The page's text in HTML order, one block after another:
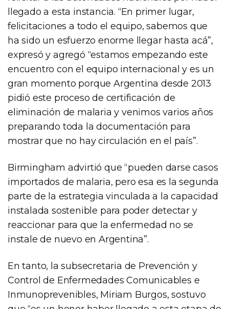
llegado a esta instancia. “En primer lugar,
felicitaciones a todo el equipo, sabemos que
ha sido un esfuerzo enorme llegar hasta acá”,
expresó y agregó “estamos empezando este
encuentro con el equipo internacional y es un
gran momento porque Argentina desde 2013
pidió este proceso de certificación de
eliminación de malaria y venimos varios años
preparando toda la documentación para
mostrar que no hay circulación en el país”.
Birmingham advirtió que “pueden darse casos
importados de malaria, pero esa es la segunda
parte de la estrategia vinculada a la capacidad
instalada sostenible para poder detectar y
reaccionar para que la enfermedad no se
instale de nuevo en Argentina”.
En tanto, la subsecretaria de Prevención y
Control de Enfermedades Comunicables e
Inmunoprevenibles, Miriam Burgos, sostuvo